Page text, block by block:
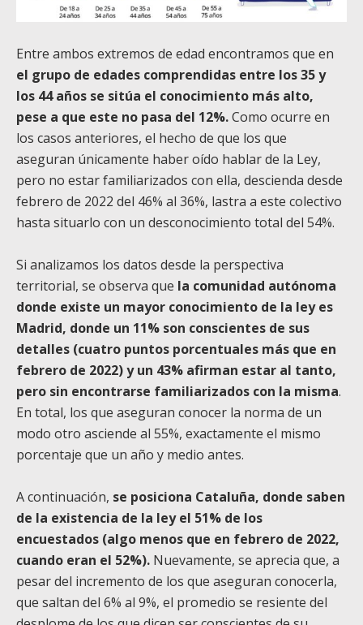
Entre ambos extremos de edad encontramos que en
el grupo de edades comprendidas entre los 35 y
los 44 años se sitúa el conocimiento más alto,
pese a que este no pasa del 12%.Como ocurre en
los casos anteriores, el hecho de que los que
aseguran únicamente haber oído hablar de la Ley,
pero no estar familiarizados con ella, descienda desde
febrero de 2022 del 46% al 36%, lastra a este colectivo
hasta situarlo con un desconocimiento total del 54%.
Si analizamos los datos desde la perspectiva
territorial, se observa que la comunidad autónoma
donde existe un mayor conocimiento de la ley es
Madrid, donde un 11% son conscientes de sus
detalles (cuatro puntos porcentuales más que en
febrero de 2022) y un 43% afirman estar al tanto,
pero sin encontrarse familiarizados con la misma.
En total, los que aseguran conocer la norma de un
modo otro asciende al 55%, exactamente el mismo
porcentaje que un año y medio antes.
A continuación, se posiciona Cataluña, donde saben
de la existencia de la ley el 51% de los
encuestados (algo menos que en febrero de 2022,
cuando eran el 52%). Nuevamente, se aprecia que, a
pesar del incremento de los que aseguran conocerla,
que saltan del 6% al 9%, el promedio se resiente del